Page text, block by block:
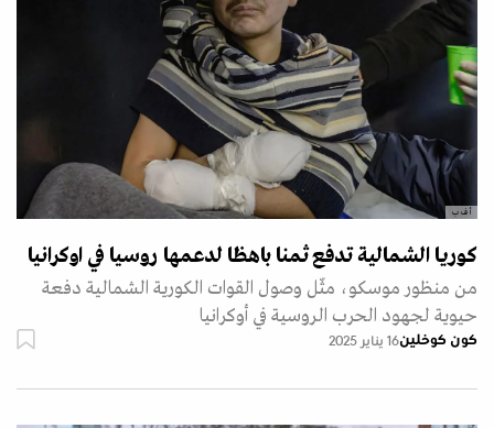
أ ف ب
كوريا الشمالية تدفع ثمنا باهظا لدعمها روسيا في اوكرانيا
من منظور موسكو، مثّل وصول القوات الكورية الشمالية دفعة
حيوية لجهود الحرب الروسية في أوكرانيا
كون كوخلين16 يناير 2025